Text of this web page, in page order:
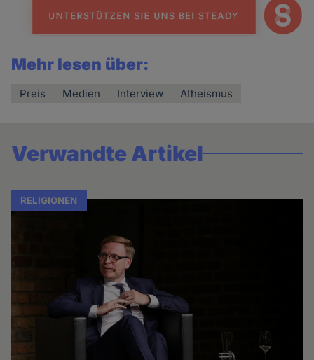
Mehr lesen über:
Preis Medien Interview Atheismus
Verwandte Artikel
RELIGIONEN